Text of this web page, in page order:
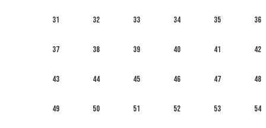
31 32 33 34 35 36
37 38 39 40 41 42
43 44 45 46 47 48
49 50 51 52 53 54